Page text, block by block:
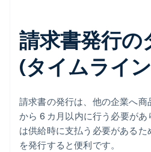
請求書発行の
(タイムライ
請求書の発行は、他の企業へ商
から 6 カ月以内に行う必要が
は供給時に支払う必要がある
を発行すると便利です。